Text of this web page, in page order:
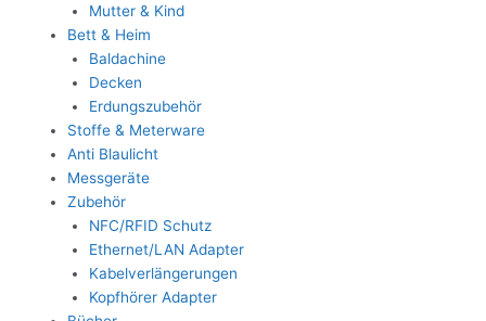
Mutter & Kind
Bett & Heim
Baldachine
Decken
Erdungszubehör
Stoffe & Meterware
Anti Blaulicht
Messgeräte
Zubehör
NFC/RFID Schutz
Ethernet/LAN Adapter
Kabelverlängerungen
Kopfhörer Adapter